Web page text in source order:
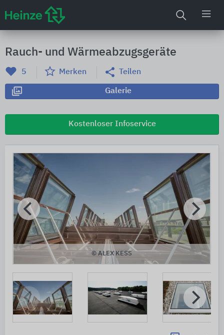
Rauch- und Wärmeabzugsgeräte
5 Merken Teilen
Galerie
Kostenloser Infoservice
© ALEX KESS